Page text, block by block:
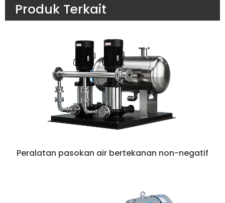
Produk Terkait
Peralatan pasokan air bertekanan non-negatif